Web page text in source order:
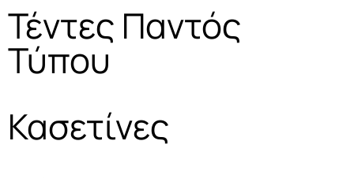
Τέντες Παντός
Τύπου
Κασετίνες